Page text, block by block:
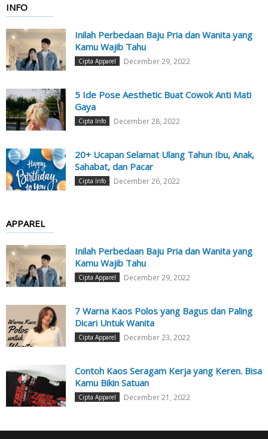
INFO
Inilah Perbedaan Baju Pria dan Wanita yang
Kamu Wajib Tahu
Cipta Apparel December 29, 2022
5 Ide Pose Aesthetic Buat Cowok Anti Mati
Gaya
Cipta Info December 28, 2022
20+ Ucapan Selamat Ulang Tahun Ibu, Anak,
Sahabat, dan Pacar
Cipta Info December 26, 2022
APPAREL
Inilah Perbedaan Baju Pria dan Wanita yang
Kamu Wajib Tahu
Cipta Apparel December 29, 2022
7 Warna Kaos Polos yang Bagus dan Paling
Dicari Untuk Wanita
Cipta Apparel December 23, 2022
Contoh Kaos Seragam Kerja yang Keren. Bisa
Kamu Bikin Satuan
Cipta Apparel December 21, 2022